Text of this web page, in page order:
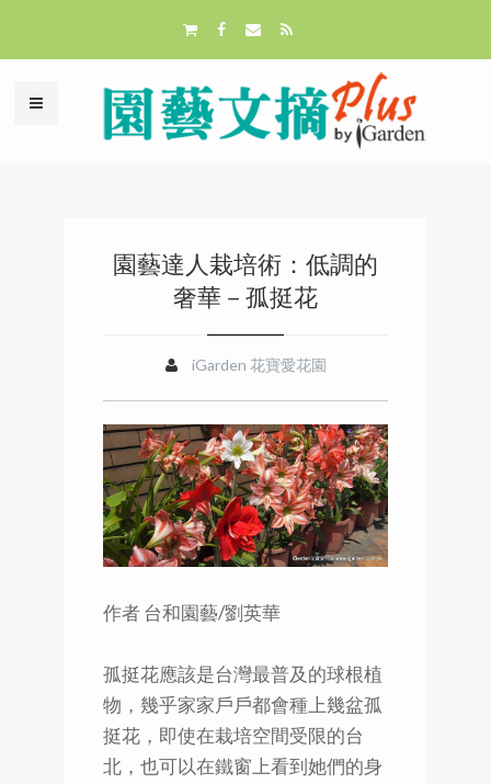
園藝達人栽培術：低調的
奢華－孤挺花
iGarden 花寶愛花園
作者 台和園藝/劉英華
孤挺花應該是台灣最普及的球根植
物，幾乎家家戶戶都會種上幾盆孤
挺花，即使在栽培空間受限的台
北，也可以在鐵窗上看到她們的身